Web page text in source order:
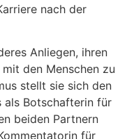
nach der
Anliegen, ihren
den Menschen zu
stellt sie sich den
als Botschafterin für
beiden Partnern
für